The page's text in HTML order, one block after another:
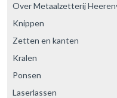
Over Metaalzetterij
Knippen
Zetten en kanten
Kralen
Ponsen
Laserlassen